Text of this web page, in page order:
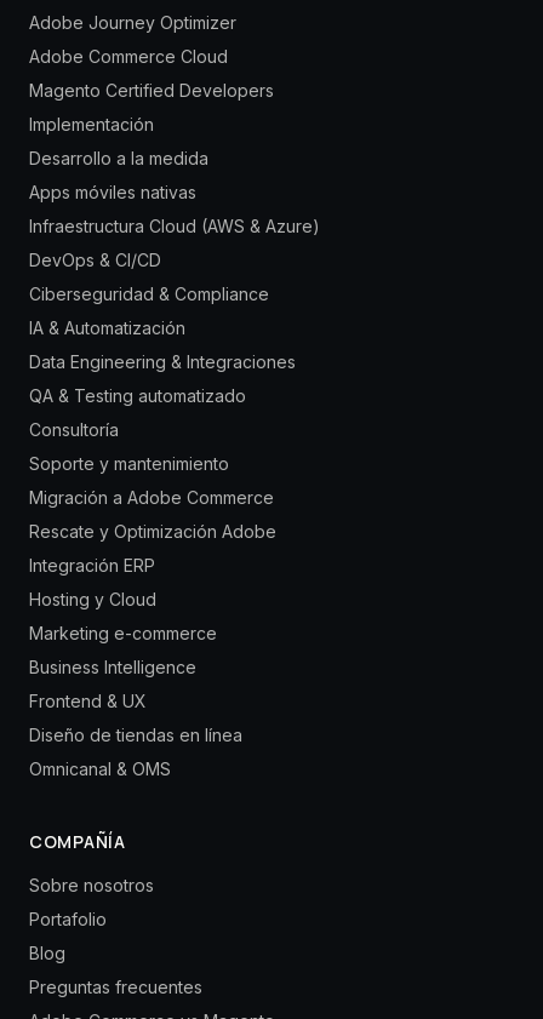
Adobe Journey Optimizer
Adobe Commerce Cloud
Magento Certified Developers
Implementación
Desarrollo a la medida
Apps móviles nativas
Infraestructura Cloud (AWS & Azure)
DevOps & CI/CD
Ciberseguridad & Compliance
IA & Automatización
Data Engineering & Integraciones
QA & Testing automatizado
Consultoría
Soporte y mantenimiento
Migración a Adobe Commerce
Rescate y Optimización Adobe
Integración ERP
Hosting y Cloud
Marketing e-commerce
Business Intelligence
Frontend & UX
Diseño de tiendas en línea
Omnicanal & OMS
COMPAÑÍA
Sobre nosotros
Portafolio
Blog
Preguntas frecuentes